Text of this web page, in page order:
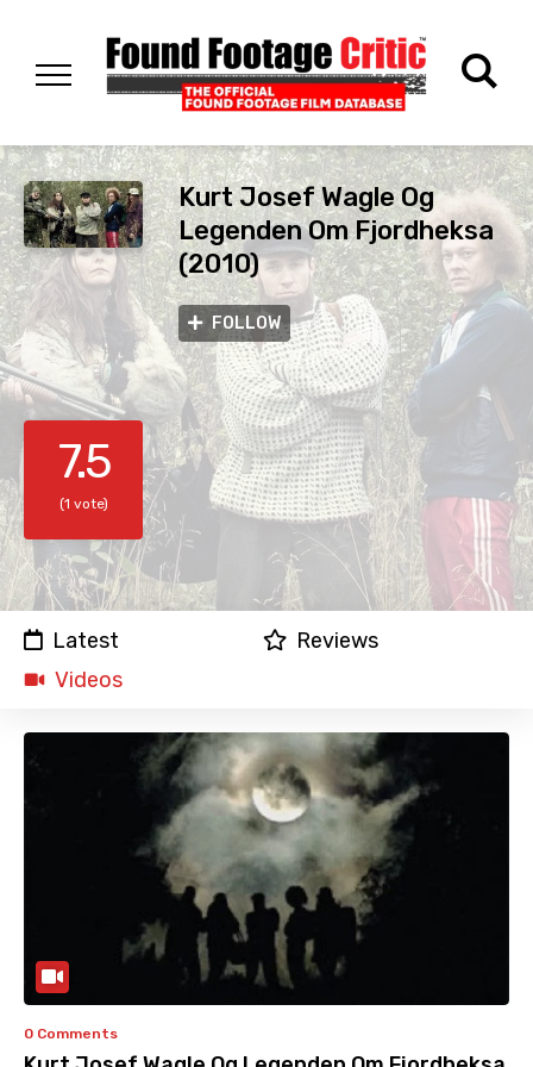
Kurt Josef Wagle Og
Legenden Om Fjordheksa
(2010)
FOLLOW
7.5
(1 vote)
Latest
Reviews
Videos
0 Comments